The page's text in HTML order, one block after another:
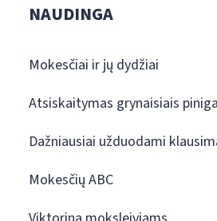
NAUDINGA
Mokesčiai ir jų dydžiai
Atsiskaitymas grynaisiais
Dažniausiai užduodami
Mokesčių ABC